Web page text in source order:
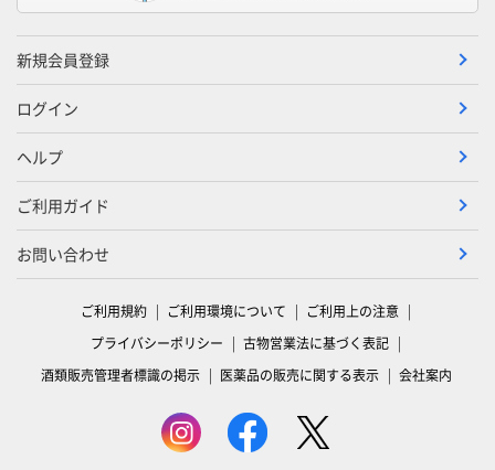
新規会員登録
ログイン
ヘルプ
ご利用ガイド
お問い合わせ
ご利用規約 ご利用環境について
ご利用上の注意
プライバシーポリシー
古物営業法に基づく表記
酒類販売管理者標識の掲示
医薬品の販売に関する表示 会社案内